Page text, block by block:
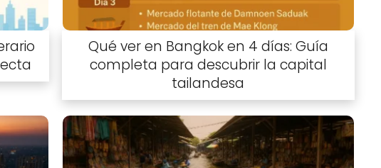
Qué ver en Bangkok en 4 días: Guía
completa para descubrir la capital
tailandesa